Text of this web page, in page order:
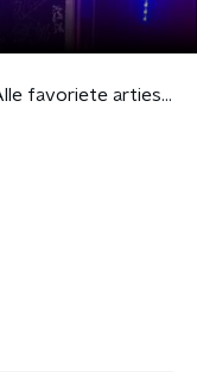
5 Essential Tracks: Alle favoriete artiesten van Indian Askin zijn 'fucking vage gasten'